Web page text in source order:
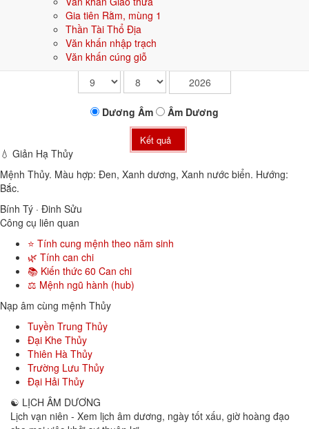
Gia tiên Rằm, mùng 1
Thần Tài Thổ Địa
Văn khấn nhập trạch
Văn khấn cúng giỗ
chuyển đổi lịch âm dương giúp bạn đổi nhanh một ngày
âm lịch. Chiều ngược lại cũng tra được ngay.
Dương Âm Âm Dương
Kết quả
💧 Giản Hạ Thủy
Mệnh Thủy. Màu hợp: Đen, Xanh dương, Xanh nước biển. Hướng:
Bắc.
Bính Tý · Đinh Sửu
Công cụ liên quan
⭐ Tính cung mệnh theo năm sinh
🌿 Tính can chi
📚 Kiến thức 60 Can chi
⚖️ Mệnh ngũ hành (hub)
Nạp âm cùng mệnh Thủy
Tuyền Trung Thủy
Đại Khe Thủy
Thiên Hà Thủy
Trường Lưu Thủy
Đại Hải Thủy
☯ LỊCH ÂM DƯƠNG
Lịch vạn niên - Xem lịch âm dương, ngày tốt xấu, giờ hoàng đạo